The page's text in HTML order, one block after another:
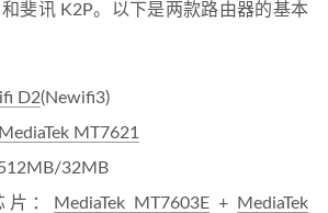
斐讯 K2P。以下是两款路由器的基本
D2(Newifi3)
MediaTek MT7621
32MB
片：
MediaTek MT7603E +
MediaTek